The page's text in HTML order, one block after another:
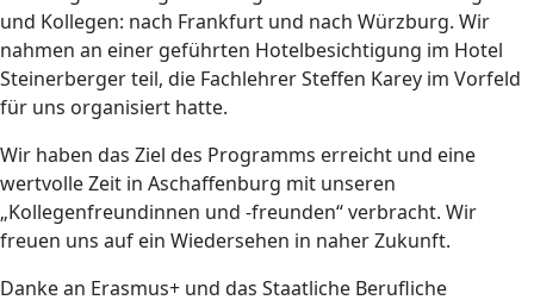
und Kollegen: nach Frankfurt und nach Würzburg. Wir
nahmen an einer geführten Hotelbesichtigung im Hotel
Steinerberger teil, die Fachlehrer Steffen Karey im Vorfeld
für uns organisiert hatte.
Wir haben das Ziel des Programms erreicht und eine
wertvolle Zeit in Aschaffenburg mit unseren
„Kollegenfreundinnen und -freunden“ verbracht. Wir
freuen uns auf ein Wiedersehen in naher Zukunft.
Danke an Erasmus+ und das Staatliche Berufliche